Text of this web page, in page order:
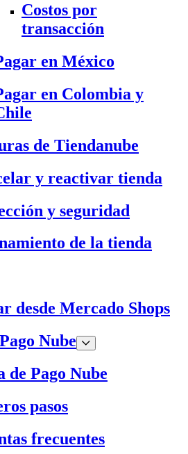
Costos por
transacción
en México
en Colombia y
de Tiendanube
y reactivar tienda
y seguridad
de la tienda
desde Mercado Shops
Nube
de Pago Nube
pasos
frecuentes